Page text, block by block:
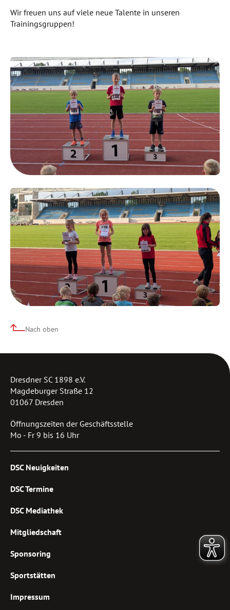
Wir freuen uns auf viele neue Talente in unseren
Trainingsgruppen!
Nach oben
Dresdner SC 1898 e.V.
Magdeburger Straße 12
01067 Dresden
Öffnungszeiten der Geschäftsstelle
Mo - Fr 9 bis 16 Uhr
DSC Neuigkeiten
DSC Termine
DSC Mediathek
Mitgliedschaft
Sponsoring
Sportstätten
Impressum